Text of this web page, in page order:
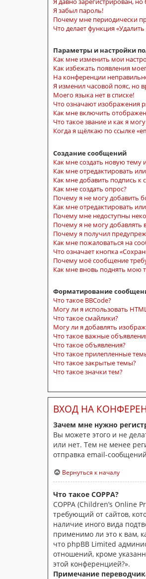
Я забыл пароль!
Почему мне периодически
Что делает функция «Удалить
Параметры и настройки
Как мне изменить мои
Как избежать появления
На конференции
Я изменил часовой пояс, но
Моего языка нет в списке!
Что означают изображения
Как мне включить
Что такое звание и как я
Когда я щёлкаю по ссылке
Создание сообщений
Как мне создать новую тему
Как мне отредактировать
Как мне добавить подпись
Как мне создать опрос?
Почему я не могу добавить
Как мне отредактировать
Почему мне недоступны
Почему я не могу добавлять
Почему я получил
Как мне пожаловаться на
Что означает кнопка
Почему моё сообщение
Как мне вновь поднять мою
Форматирование
Что такое BBCode?
Могу ли я использовать
Что такое смайлики?
Могу ли я добавлять
Что такое важные
Что такое объявления?
Что такое прилепленные
Что такое закрытые темы?
Что такое значки тем?
ВХОД НА
Зачем мне нужно
Вы можете этого и не
или нет. Тем не менее
отправка email-
Вернуться к началу
Что такое COPPA?
COPPA (Children’s Online
требующий от сайтов,
наличие иного вида
применимо ли это к вам,
что phpBB Limited
отношений, кроме
этой конференцией?».
Примечание